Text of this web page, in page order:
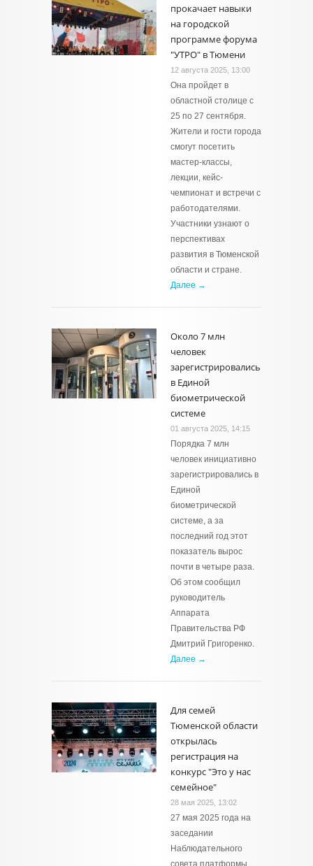
прокачает навыки
на городской
программе форума
"УТРО" в Тюмени
12 августа 2025, 13:00
Она пройдет в
областной столице с
25 по 27 сентября.
Жители и гости города
смогут посетить
мастер-классы,
лекции, кейс-
чемпионат и встречи с
работодателями.
Участники узнают о
перспективах
развития в Тюменской
области и стране.
Далее →
Около 7 млн
человек
зарегистрировались
в Единой
биометрической
системе
01 августа 2025, 14:15
Порядка 7 млн
человек инициативно
зарегистрировались в
Единой
биометрической
системе, а за
последний год этот
показатель вырос
почти в четыре раза.
Об этом сообщил
руководитель
Аппарата
Правительства РФ
Дмитрий Григоренко.
Далее →
Для семей
Тюменской области
открылась
регистрация на
конкурс "Это у нас
семейное"
28 мая 2025, 13:02
27 мая 2025 года на
заседании
Наблюдательного
совета платформы